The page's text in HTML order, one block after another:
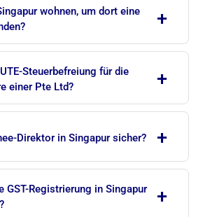
wohnen, um dort eine
+
Unternehmen benötigt jedoch
in Singapur ansässigen
Investoren können diese
Steuerbefreiung für die
einer Pte Ltd?
+
und 50 % der nächsten
in den Anfangsjahren
17 %.
Direktor in Singapur sicher? +
of-Indemnity-Vertrag kann
Mechanismus sicher
GST-Registrierung in Singapur
+